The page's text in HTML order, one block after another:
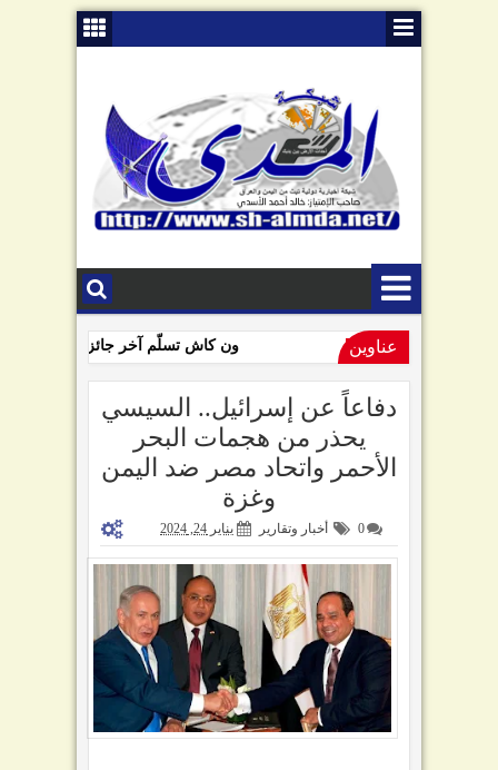
عناوين
ون كاش تسلّم آخر جائزة للفائزين
09:01 AM
دفاعاً عن إسرائيل.. السيسي
يحذر من هجمات البحر
الأحمر واتحاد مصر ضد اليمن
وغزة
0 أخبار وتقارير يناير 24, 2024